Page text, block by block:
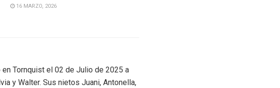
16 MARZO, 2026
en Tornquist el 02 de Julio de 2025 a
y Walter. Sus nietos Juani, Antonella,